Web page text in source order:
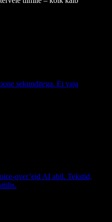
sekunditega. Ei vaja
over’eid AI abil. Tekstid,